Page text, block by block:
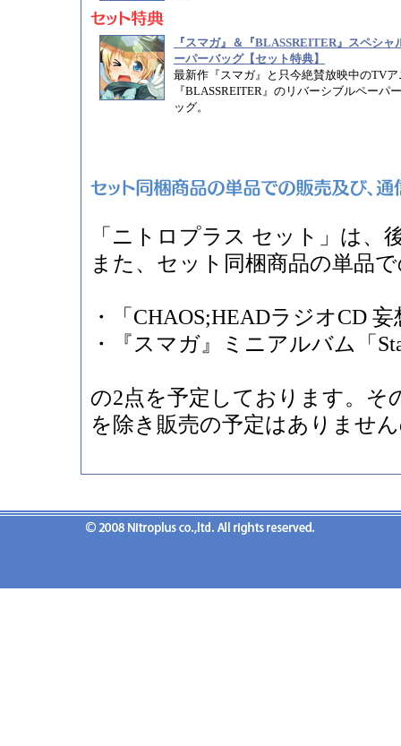
『スマガ』＆『BLASSREITER』スペシャ
ーパーバッグ【セット特典】
最新作『スマガ』と只今絶賛放映中のTVア
『BLASSREITER』のリバーシブルペーパ
ッグ。
「ニトロプラス セット」は、
また、セット同梱商品の単品
・「CHAOS;HEADラジオCD
・『スマガ』ミニアルバム「
の2点を予定しております。そ
を除き販売の予定はありませ